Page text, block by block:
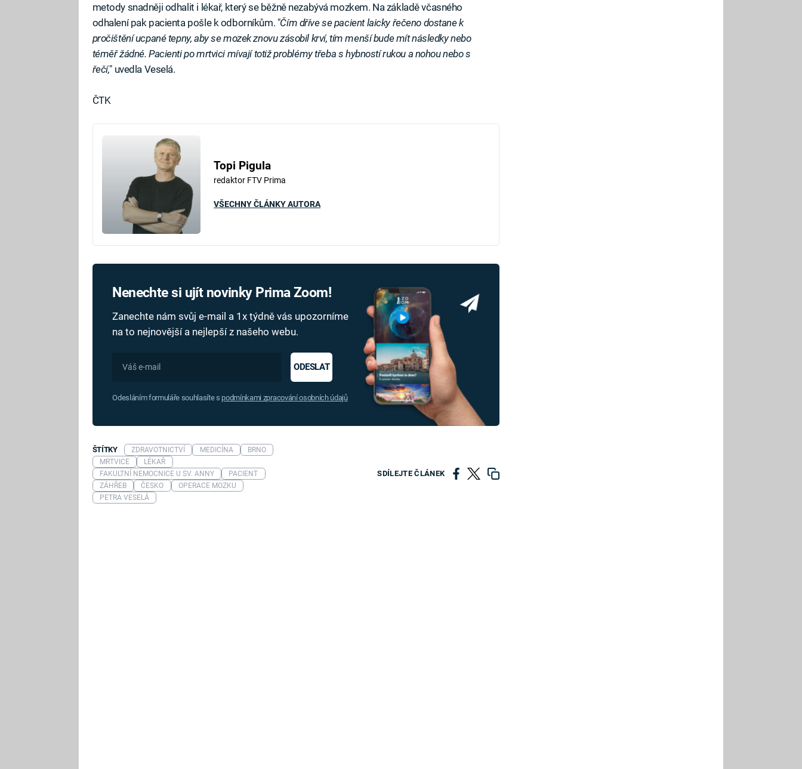
metody snadněji odhalit i lékař, který se běžně nezabývá mozkem. Na základě včasného
odhalení pak pacienta pošle k odborníkům. "Čím dříve se pacient laicky řečeno dostane k
pročištění ucpané tepny, aby se mozek znovu zásobil krví, tím menší bude mít následky nebo
téměř žádné. Pacienti po mrtvici mívají totiž problémy třeba s hybností rukou a nohou nebo s
řečí," uvedla Veselá.
ČTK
Topi Pigula
redaktor FTV Prima
VŠECHNY ČLÁNKY AUTORA
Nenechte si ujít novinky Prima Zoom!
Zanechte nám svůj e-mail a 1x týdně vás upozorníme
na to nejnovější a nejlepší z našeho webu.
ODESLAT
Odesláním formuláře souhlasíte s podmínkami zpracování osobních údajů
SDÍLEJTE ČLÁNEK
ŠTÍTKY ZDRAVOTNICTVÍ MEDICÍNA
BRNO
MRTVICE
LÉKAŘ
FAKULTNÍ NEMOCNICE U SV. ANNY
PACIENT
ZÁHŘEB
ČESKO
OPERACE MOZKU
PETRA VESELÁ